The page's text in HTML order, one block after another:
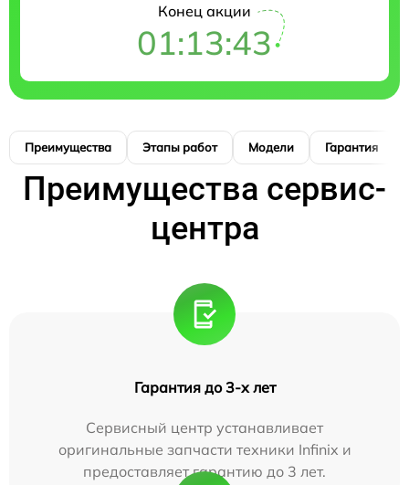
Конец акции
01:13:42
Преимущества Этапы работ Модели Гарантия
Преимущества сервис-
центра
Гарантия до 3-х лет
Сервисный центр устанавливает
оригинальные запчасти техники Infinix и
предоставляет гарантию до 3 лет.